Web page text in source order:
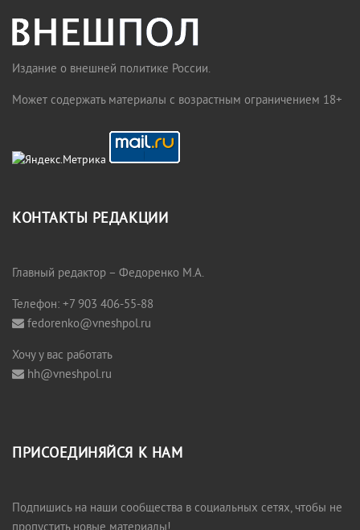
Издание о внешней политике России.
Может содержать материалы с возрастным ограничением 18+
КОНТАКТЫ РЕДАКЦИИ
Главный редактор – Федоренко М.А.
Телефон: +7 903 406-55-88
fedorenko@vneshpol.ru
Хочу у вас работать
hh@vneshpol.ru
ПРИСОЕДИНЯЙСЯ К НАМ
Подпишись на наши сообщества в социальных сетях, чтобы не